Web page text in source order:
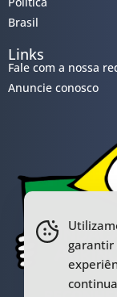
Brasil
Links
Fale com a nossa
Anuncie conosco
garantir